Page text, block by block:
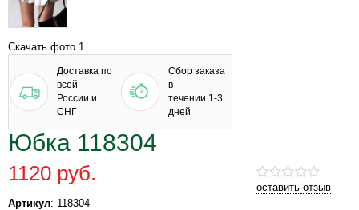
Скачать фото 1
Доставка по
всей
России и
СНГ
Сбор заказа
в
течении 1-3
дней
Юбка 118304
оставить отзыв
1120 руб.
Артикул: 118304